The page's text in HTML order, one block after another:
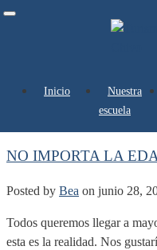
Toggle
Inicio
Nuestra
escuela
Author Archives:
NO IMPORTA LA
Posted by Bea on junio 28,
Todos queremos llegar a
esta es la realidad. Nos